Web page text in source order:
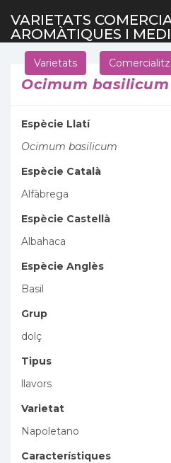
VARIETATS
AROMÀTIQUES I
Varietats
Ocimum basilicum
Espècie Llatí
Ocimum basilicum
Espècie Català
Alfàbrega
Espècie Castellà
Albahaca
Espècie Anglès
Basil
Grup
dolç
Tipus
llavors
Varietat
Napoletano
Característiques